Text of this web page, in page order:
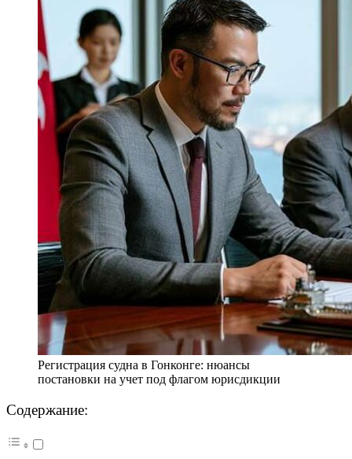
Регистрация судна в Гонконге: нюансы
постановки на учет под флагом юрисдикции
Содержание: